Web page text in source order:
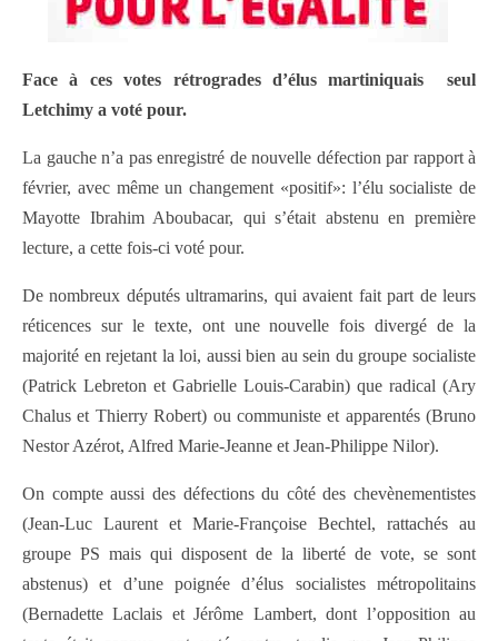
Face à ces votes rétrogrades d’élus martiniquais seul
Letchimy a voté pour.
La gauche n’a pas enregistré de nouvelle défection par rapport à
février, avec même un changement «positif»: l’élu socialiste de
Mayotte Ibrahim Aboubacar, qui s’était abstenu en première
lecture, a cette fois-ci voté pour.
De nombreux députés ultramarins, qui avaient fait part de leurs
réticences sur le texte, ont une nouvelle fois divergé de la
majorité en rejetant la loi, aussi bien au sein du groupe socialiste
(Patrick Lebreton et Gabrielle Louis-Carabin) que radical (Ary
Chalus et Thierry Robert) ou communiste et apparentés (Bruno
Nestor Azérot, Alfred Marie-Jeanne et Jean-Philippe Nilor).
On compte aussi des défections du côté des chevènementistes
(Jean-Luc Laurent et Marie-Françoise Bechtel, rattachés au
groupe PS mais qui disposent de la liberté de vote, se sont
abstenus) et d’une poignée d’élus socialistes métropolitains
(Bernadette Laclais et Jérôme Lambert, dont l’opposition au